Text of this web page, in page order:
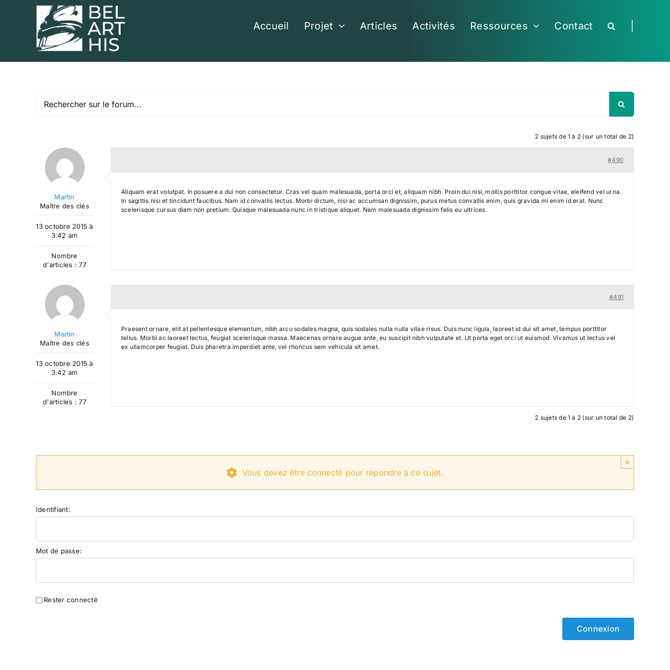
Accueil Projet Articles Activités Ressources Contact
2 sujets de 1 à 2 (sur un total de 2)
Martin
Maître des clés
13 octobre 2015 à
3:42 am
Nombre
d'articles : 77
#490
Aliquam erat volutpat. In posuere a dui non consectetur. Cras vel quam malesuada, porta orci et, aliquam nibh. Proin dui nisi, mollis porttitor congue vitae, eleifend vel urna.
In sagittis nisi et tincidunt faucibus. Nam id convallis lectus. Morbi dictum, nisi ac accumsan dignissim, purus metus convallis enim, quis gravida mi enim id erat. Nunc
scelerisque cursus diam non pretium. Quisque malesuada nunc in tristique aliquet. Nam malesuada dignissim felis eu ultrices.
Martin
Maître des clés
13 octobre 2015 à
3:42 am
Nombre
d'articles : 77
#491
Praesent ornare, elit at pellentesque elementum, nibh arcu sodales magna, quis sodales nulla nulla vitae risus. Duis nunc ligula, laoreet id dui sit amet, tempus porttitor
tellus. Morbi ac laoreet lectus, feugiat scelerisque massa. Maecenas ornare augue ante, eu suscipit nibh vulputate et. Ut porta eget orci ut euismod. Vivamus ut lectus vel
ex ullamcorper feugiat. Duis pharetra imperdiet ante, vel rhoncus sem vehicula sit amet.
2 sujets de 1 à 2 (sur un total de 2)
×
Vous devez être connecté pour répondre à ce sujet.
Identifiant:
Mot de passe:
Rester connecté
Connexion